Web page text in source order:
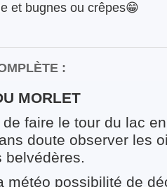
et bugnes ou crêpes😁
:
MORLET
faire le tour du lac
doute observer les
belvédères.
météo possibilité de